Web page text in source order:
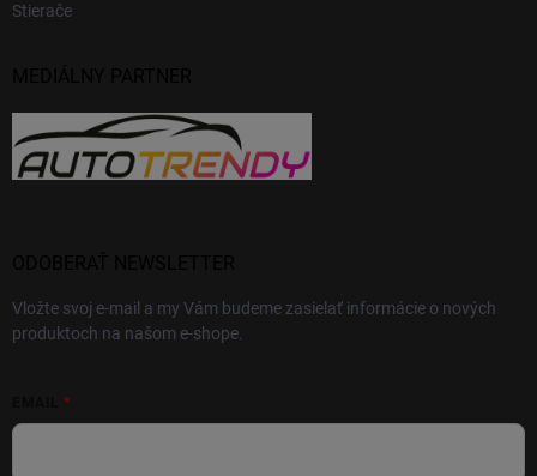
Stierače
Vložte svoj e-mail a my Vám budeme zasielať informácie o nových
produktoch na našom e-shope.